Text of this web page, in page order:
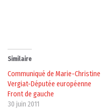
Similaire
Communiqué de Marie-Christine
Vergiat-Députée européenne
Front de gauche
30 juin 2011